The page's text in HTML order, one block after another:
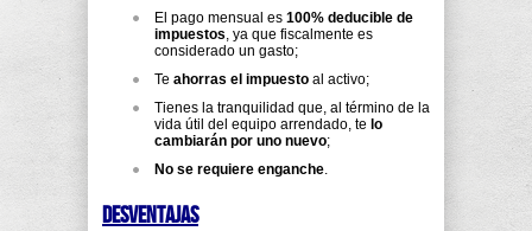
El pago mensual es 100% deducible de
impuestos, ya que fiscalmente es
considerado un gasto;
Te ahorras el impuesto al activo;
Tienes la tranquilidad que, al término de la
vida útil del equipo arrendado, te lo
cambiarán por uno nuevo;
No se requiere enganche.
Desventajas